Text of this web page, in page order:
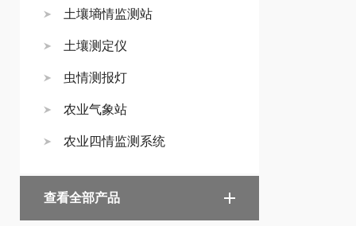
土壤墒情监测站
土壤测定仪
虫情测报灯
农业气象站
农业四情监测系统
查看全部产品